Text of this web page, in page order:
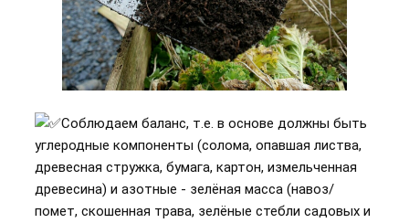
Соблюдаем баланс, т.е. в основе должны быть
углеродные компоненты (солома, опавшая листва,
древесная стружка, бумага, картон, измельченная
древесина) и азотные - зелёная масса (навоз/
помет, скошенная трава, зелёные стебли садовых и